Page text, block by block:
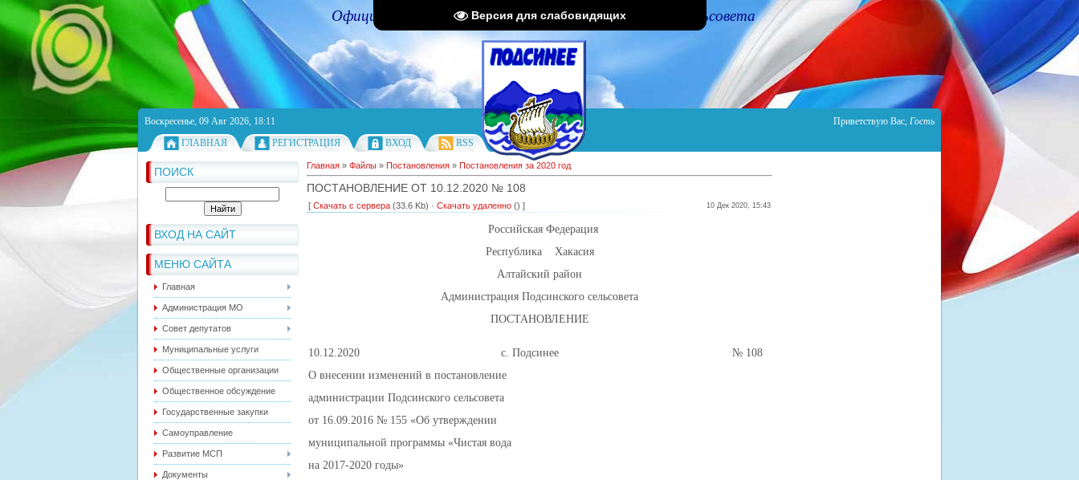
Версия для слабовидящих
Официальный портал Администрации Подсинского сельсовета
Воскресенье, 09 Авг 2026, 18:11 Приветствую Вас, Гость
ГЛАВНАЯ
РЕГИСТРАЦИЯ ВХОД RSS
ПОИСК
ВХОД НА САЙТ
МЕНЮ САЙТА
Главная
Администрация МО
Совет депутатов
Муниципальные услуги
Общественные организации
Общественное обсуждение
Государственные закупки
Самоуправление
Развитие МСП
Документы
Главная » Файлы » Постановления » Постановления за 2020 год
ПОСТАНОВЛЕНИЕ ОТ 10.12.2020 № 108
[ Скачать с сервера (33.6 Kb) · Скачать удаленно () ] 10 Дек 2020, 15:43
Российская Федерация
Республика Хакасия
Алтайский район
Администрация Подсинского сельсовета
ПОСТАНОВЛЕНИЕ
10.12.2020 с. Подсинее № 108
О внесении изменений в постановление
администрации Подсинского сельсовета
от 16.09.2016 № 155 «Об утверждении
муниципальной программы «Чистая вода
на 2017-2020 годы»